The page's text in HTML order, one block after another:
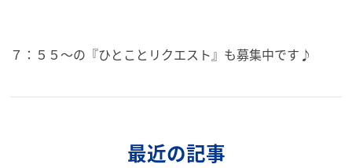
７：５５～の『ひとことリクエスト』も募集中です♪
最近の記事